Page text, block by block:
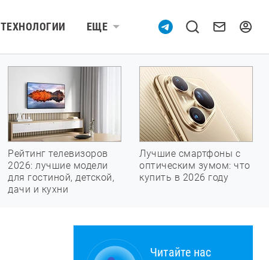
ТЕХНОЛОГИИ ЕЩЕ
Рейтинг телевизоров
2026: лучшие модели
для гостиной, детской,
дачи и кухни
Лучшие смартфоны с
оптическим зумом: что
купить в 2026 году
Читайте нас